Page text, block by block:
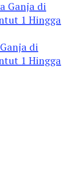
di
1 Hingga